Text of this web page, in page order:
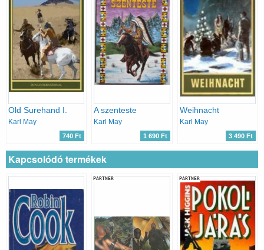
Old Surehand I.
Karl May
740 Ft
A szenteste
Karl May
1 690 Ft
Weihnacht
Karl May
3 490 Ft
Kapcsolódó termékek
PARTNER PARTNER